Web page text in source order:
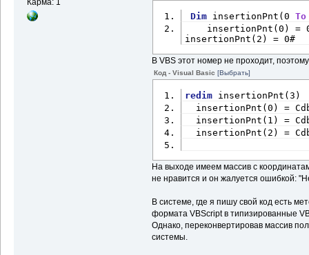
Карма: 1
Dim insertionPnt(0 To
insertionPnt(0) =
insertionPnt(2) = 0#
В VBS этот номер не проходит,
Код - Visual Basic [Выбрать]
redim insertionPnt(3)
insertionPnt(0) =
insertionPnt(1) =
insertionPnt(2) =
На выходе имеем массив с
не нравится и он жалуется ошибкой:
В системе, где я пишу свой код есть
формата VBScript в типизированные
Однако, переконвертировав массив
системы.